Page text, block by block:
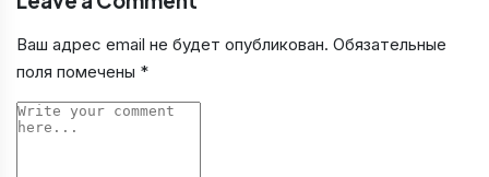
Ваш адрес email не будет опубликован. Обязательные
поля помечены *
Comment